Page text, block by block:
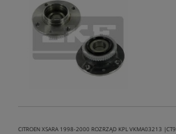
CITROEN XSARA 1998-2000 ROZRZĄD KPL VKMA03213